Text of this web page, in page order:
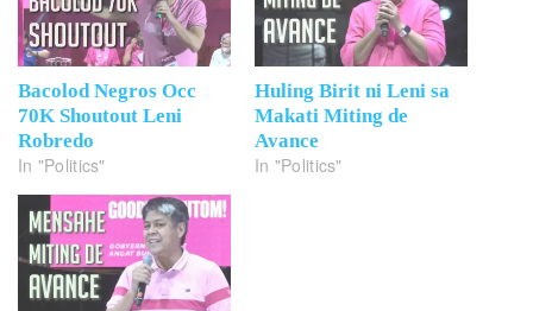
Bacolod Negros Occ
70K Shoutout Leni
Robredo
In "Politics"
Huling Birit ni Leni sa
Makati Miting de
Avance
In "Politics"